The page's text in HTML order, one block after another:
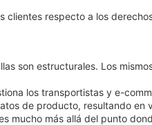
clientes respecto a los
son estructurales. Los
los transportistas y e-
de producto, resultando en
mucho más allá del punto